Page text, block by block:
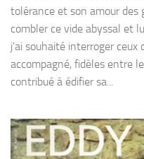
tolérance et son amour des
combler ce vide abyssal et
j’ai souhaité interroger
accompagné, fidèles entre
contribué à édifier sa...